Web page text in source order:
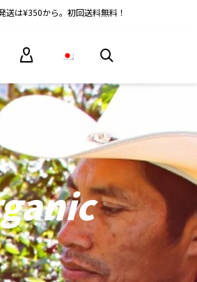
送は¥350から。初回送料無料！